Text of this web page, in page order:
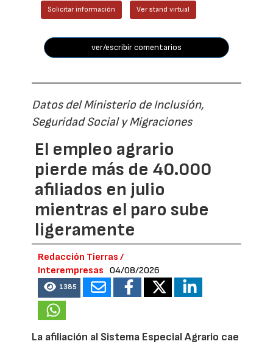
Solicitar información Ver stand virtual
ver/escribir comentarios
Datos del Ministerio de Inclusión,
Seguridad Social y Migraciones
El empleo agrario
pierde más de 40.000
afiliados en julio
mientras el paro sube
ligeramente
Redacción Tierras /
Interempresas
04/08/2026
1385
La afiliación al Sistema Especial Agrario cae